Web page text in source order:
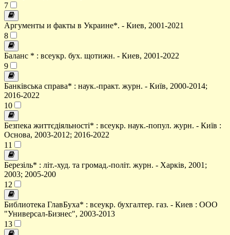
7
Аргументы и факты в Украине*. - Киев, 2001-2021
8
Баланс * : всеукр. бух. щотижн. - Киев, 2001-2022
9
Банківська справа* : наук.-практ. журн. - Київ, 2000-2014;
2016-2022
10
Безпека життєдіяльності* : всеукр. наук.-попул. журн. - Київ :
Основа, 2003-2012; 2016-2022
11
Березіль* : літ.-худ. та громад.-політ. журн. - Харків, 2001;
2003; 2005-200
12
Библиотека ГлавБуха* : всеукр. бухгалтер. газ. - Киев : ООО
"Универсал-Бизнес", 2003-2013
13